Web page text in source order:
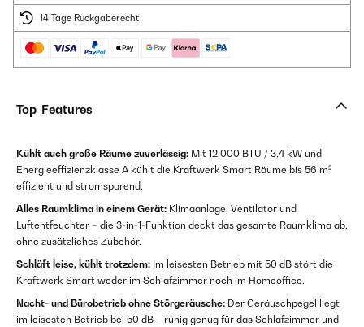
14 Tage Rückgaberecht
Top-Features
Kühlt auch große Räume zuverlässig: Mit 12.000 BTU / 3,4 kW und
Energieeffizienzklasse A kühlt die Kraftwerk Smart Räume bis 56 m²
effizient und stromsparend.
Alles Raumklima in einem Gerät: Klimaanlage, Ventilator und
Luftentfeuchter – die 3-in-1-Funktion deckt das gesamte Raumklima ab,
ohne zusätzliches Zubehör.
Schläft leise, kühlt trotzdem: Im leisesten Betrieb mit 50 dB stört die
Kraftwerk Smart weder im Schlafzimmer noch im Homeoffice.
Nacht- und Bürobetrieb ohne Störgeräusche: Der Geräuschpegel liegt
im leisesten Betrieb bei 50 dB – ruhig genug für das Schlafzimmer und